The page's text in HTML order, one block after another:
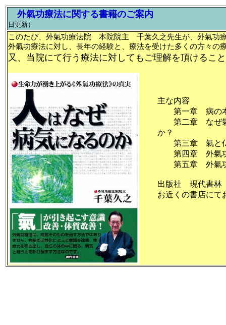
主な内容
第一章 病の本
第二章 なぜ氣
か？
第三章 氣と仏
第四章 外氣功
第五章 外氣功
出版社 現代書
お近くの書店にて
外氣功療法に関する書籍のご案内
日更新）
このたび、外氣功療法院 本院院主 千葉久之先生が、外氣功
外氣功療法に対し、長年の経験と、療法を受けた多くの方々の
又、当院にて行う療法に対してもご理解を頂けるこ